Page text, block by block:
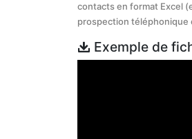
contacts en format Excel
prospection téléphonique
Exemple de